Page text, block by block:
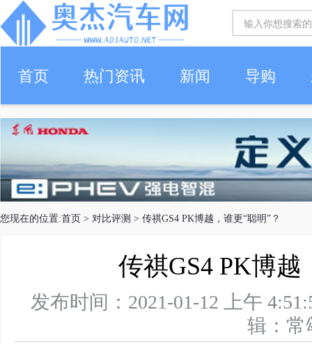
首页 热门资讯 新闻 导购
您现在的位置:首页 > 对比评测 > 传祺GS4 PK博越，谁更“聪明”？
传祺GS4 PK博越
发布时间：2021-01-12 上午
辑：